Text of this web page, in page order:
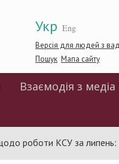
Укр Eng
Версія для людей з
Пошук Мапа сайту
Взаємодія з медіа
роботи КСУ за липень: